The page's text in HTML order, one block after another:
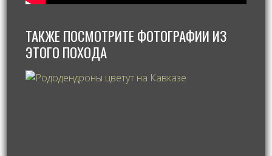
ТАКЖЕ ПОСМОТРИТЕ ФОТОГРАФИИ ИЗ
ЭТОГО ПОХОДА